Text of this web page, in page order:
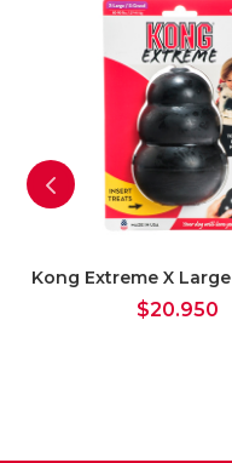
Kong Extreme X Large
$20.950